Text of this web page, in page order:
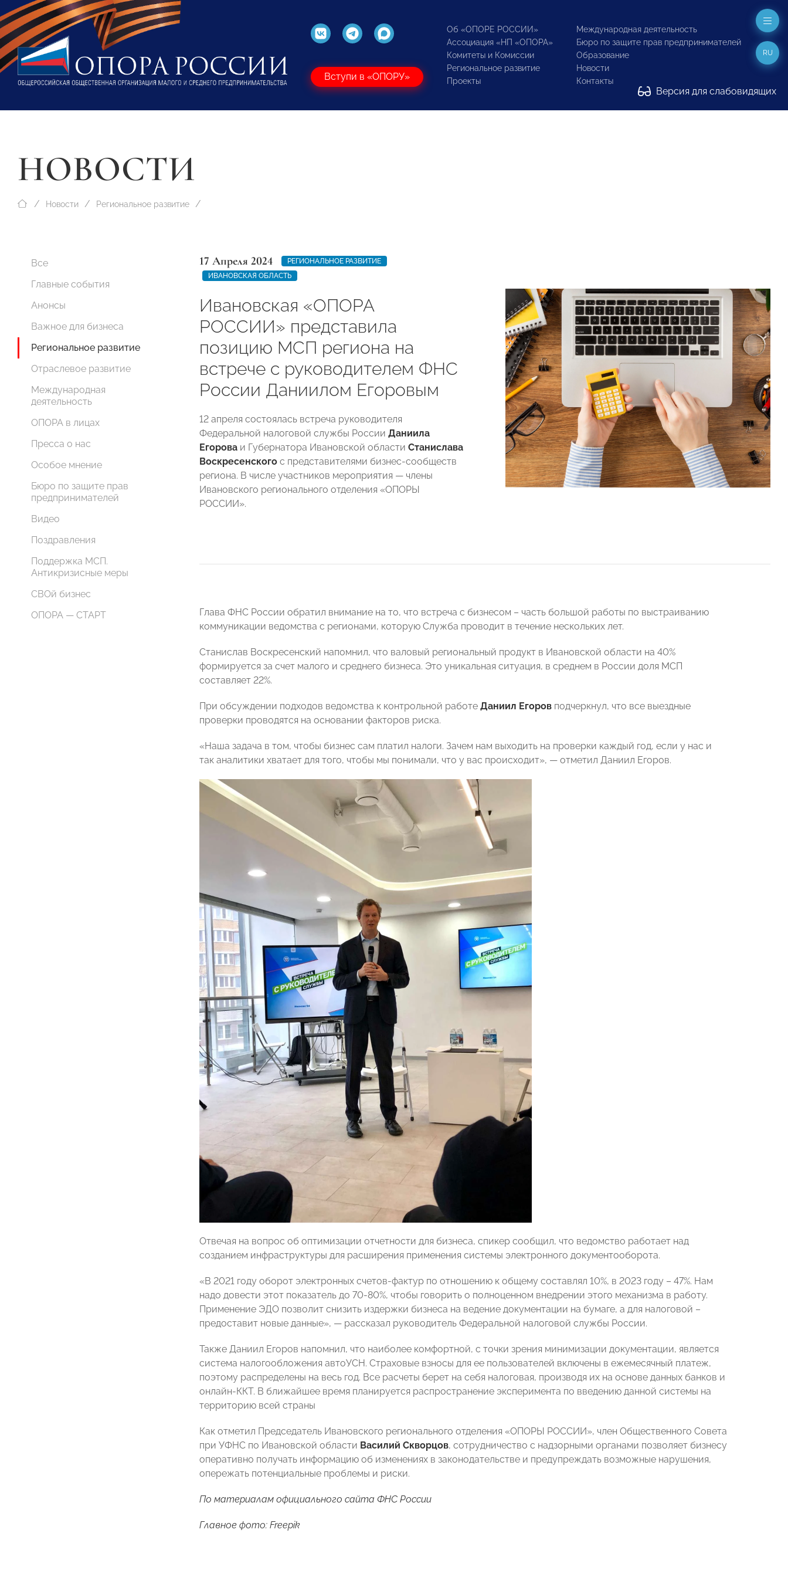
Вступи в «ОПОРУ»
Об «ОПОРЕ РОССИИ»
Ассоциация «НП «ОПОРА»
Комитеты и Комиссии
Региональное развитие
Проекты
Международная деятельность
Бюро по защите прав предпринимателей
Образование
Новости
Контакты
Версия для слабовидящих
RU
НОВОСТИ
Новости Региональное развитие
Все
Главные события
Анонсы
Важное для бизнеса
Региональное развитие
Отраслевое развитие
Международная
деятельность
ОПОРА в лицах
Пресса о нас
Особое мнение
Бюро по защите прав
предпринимателей
Видео
Поздравления
Поддержка МСП.
Антикризисные меры
СВОй бизнес
ОПОРА — СТАРТ
17 Апреля 2024
РЕГИОНАЛЬНОЕ РАЗВИТИЕ
ИВАНОВСКАЯ ОБЛАСТЬ
Ивановская «ОПОРА
РОССИИ» представила
позицию МСП региона на
встрече с руководителем ФНС
России Даниилом Егоровым
12 апреля состоялась встреча руководителя
Федеральной налоговой службы России Даниила
Егорова и Губернатора Ивановской области Станислава
Воскресенского с представителями бизнес-сообществ
региона. В числе участников мероприятия — члены
Ивановского регионального отделения «ОПОРЫ
РОССИИ».
Глава ФНС России обратил внимание на то, что встреча с бизнесом – часть большой работы по выстраиванию
коммуникации ведомства с регионами, которую Служба проводит в течение нескольких лет.
Станислав Воскресенский напомнил, что валовый региональный продукт в Ивановской области на 40%
формируется за счет малого и среднего бизнеса. Это уникальная ситуация, в среднем в России доля МСП
составляет 22%.
При обсуждении подходов ведомства к контрольной работе Даниил Егоров подчеркнул, что все выездные
проверки проводятся на основании факторов риска.
«Наша задача в том, чтобы бизнес сам платил налоги. Зачем нам выходить на проверки каждый год, если у нас и
так аналитики хватает для того, чтобы мы понимали, что у вас происходит», — отметил Даниил Егоров.
Отвечая на вопрос об оптимизации отчетности для бизнеса, спикер сообщил, что ведомство работает над
созданием инфраструктуры для расширения применения системы электронного документооборота.
«В 2021 году оборот электронных счетов-фактур по отношению к общему составлял 10%, в 2023 году – 47%. Нам
надо довести этот показатель до 70-80%, чтобы говорить о полноценном внедрении этого механизма в работу.
Применение ЭДО позволит снизить издержки бизнеса на ведение документации на бумаге, а для налоговой –
предоставит новые данные», — рассказал руководитель Федеральной налоговой службы России.
Также Даниил Егоров напомнил, что наиболее комфортной, с точки зрения минимизации документации, является
система налогообложения автоУСН. Страховые взносы для ее пользователей включены в ежемесячный платеж,
поэтому распределены на весь год. Все расчеты берет на себя налоговая, производя их на основе данных банков и
онлайн-ККТ. В ближайшее время планируется распространение эксперимента по введению данной системы на
территорию всей страны
Как отметил Председатель Ивановского регионального отделения «ОПОРЫ РОССИИ», член Общественного Совета
при УФНС по Ивановской области Василий Скворцов, сотрудничество с надзорными органами позволяет бизнесу
оперативно получать информацию об изменениях в законодательстве и предупреждать возможные нарушения,
опережать потенциальные проблемы и риски.
По материалам официального сайта ФНС России
Главное фото: Freepik